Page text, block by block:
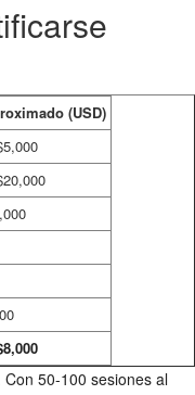
(USD)
50-100 sesiones al